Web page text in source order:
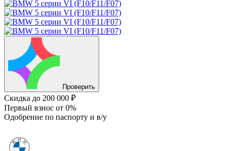
Проверить
Скидка до 200 000 ₽
Первый взнос от 0%
Одобрение по паспорту и в/у